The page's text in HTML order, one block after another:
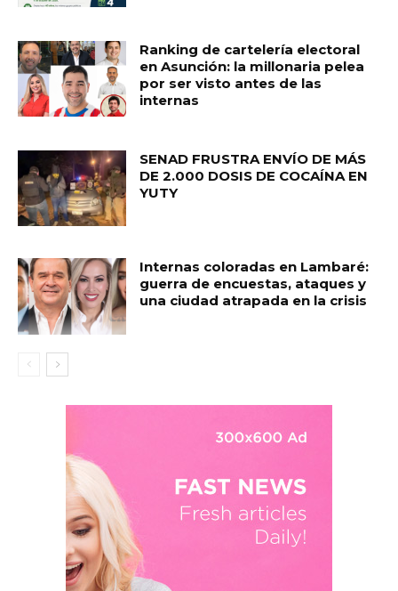
Ranking de cartelería electoral
en Asunción: la millonaria pelea
por ser visto antes de las
internas
SENAD FRUSTRA ENVÍO DE MÁS
DE 2.000 DOSIS DE COCAÍNA EN
YUTY
Internas coloradas en Lambaré:
guerra de encuestas, ataques y
una ciudad atrapada en la crisis